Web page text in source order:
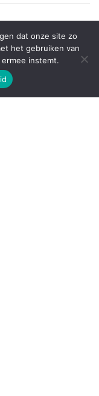
dat onze site zo
het gebruiken van
instemt.